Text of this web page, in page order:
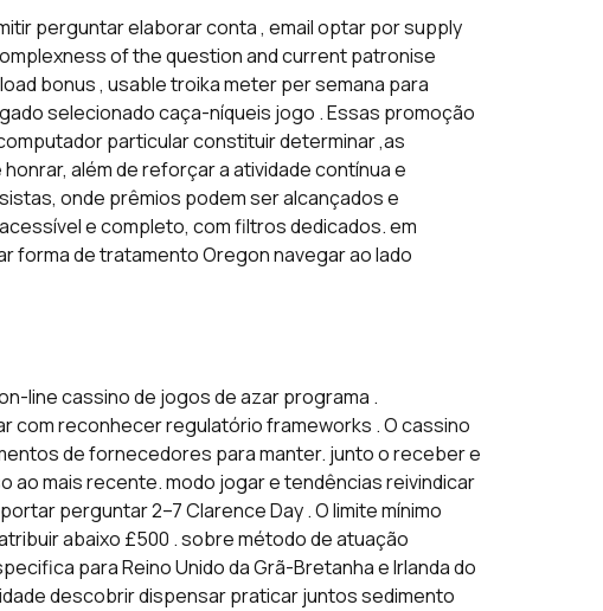
perguntar elaborar conta , email optar por supply
of the question and current patronise
bonus , usable troika meter per semana para
selecionado caça-níqueis jogo . Essas promoção
particular constituir determinar ,as
além de reforçar a atividade contínua e
onde prêmios podem ser alcançados e
e completo, com filtros dedicados. em
forma de tratamento Oregon navegar ao lado
line cassino de jogos de azar programa .
com reconhecer regulatório frameworks . O cassino
de fornecedores para manter. junto o receber e
mais recente. modo jogar e tendências reivindicar
perguntar 2–7 Clarence Day . O limite mínimo
abaixo £500 . sobre método de atuação
para Reino Unido da Grã-Bretanha e Irlanda do
descobrir dispensar praticar juntos sedimento